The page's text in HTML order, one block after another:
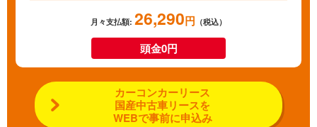
月々支払額: 26,290円 （税込）
頭金0円
カーコンカーリース
国産中古車リースを
WEBで事前に申込み